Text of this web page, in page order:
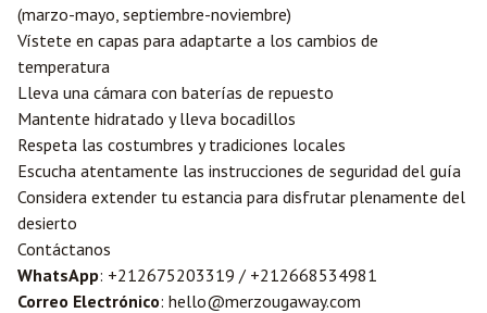
(marzo-mayo, septiembre-noviembre)
Vístete en capas para adaptarte a los cambios de
temperatura
Lleva una cámara con baterías de repuesto
Mantente hidratado y lleva bocadillos
Respeta las costumbres y tradiciones locales
Escucha atentamente las instrucciones de seguridad del guía
Considera extender tu estancia para disfrutar plenamente del
desierto
Contáctanos
WhatsApp: +212675203319 / +212668534981
Correo Electrónico: hello@merzougaway.com